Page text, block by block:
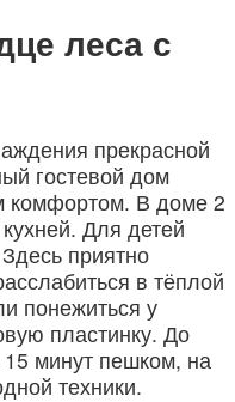
леса с
прекрасной
гостевой дом
комфортом. В доме 2
Для детей
приятно
в тёплой
понежиться у
пластинку. До
минут пешком, на
техники.